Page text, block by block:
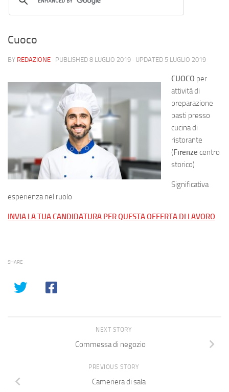
Cuoco
BY REDAZIONE · PUBLISHED 8 LUGLIO 2019 · UPDATED 5 LUGLIO 2019
CUOCO per
attività di
preparazione
pasti presso
cucina di
ristorante
(Firenze centro
storico)
Significativa
esperienza nel ruolo
INVIA LA TUA CANDIDATURA PER QUESTA OFFERTA DI LAVORO
SHARE
NEXT STORY
Commessa di negozio
PREVIOUS STORY
Cameriera di sala